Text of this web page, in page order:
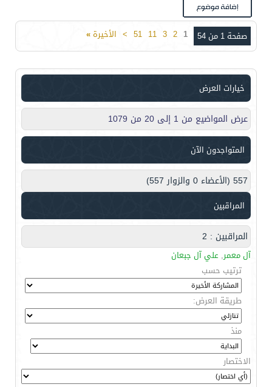
صفحة 1 من 54 1
2
3
11
51
> الأخيرة»
خيارات العرض
عرض المواضيع من 1 إلى 20 من 1079
المتواجدون الآن
557 (الأعضاء 0 والزوار 557)
المراقبين
المراقبين : 2
آل معمر, علي آل جبعان
ترتيب حسب
طريقة العرض:
منذ
الاختصار